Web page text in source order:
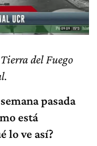
del Fuego
pasada
está
lo ve así?